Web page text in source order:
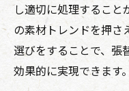
し適切に処理すること
の素材トレンドを押さ
選びをすることで、張
効果的に実現できます